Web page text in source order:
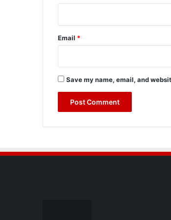
Email *
Save my name, email, and